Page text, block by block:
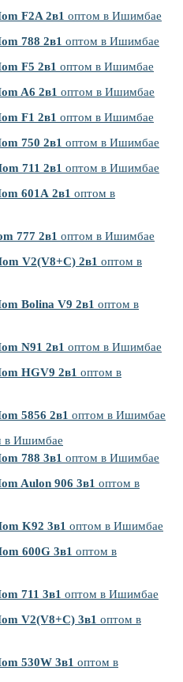
F2A 2в1 оптом в Ишимбае
788 2в1 оптом в Ишимбае
F5 2в1 оптом в Ишимбае
A6 2в1 оптом в Ишимбае
F1 2в1 оптом в Ишимбае
750 2в1 оптом в Ишимбае
711 2в1 оптом в Ишимбае
601А 2в1 оптом в
777 2в1 оптом в Ишимбае
V2(V8+C) 2в1 оптом в
Bolina V9 2в1 оптом в
N91 2в1 оптом в Ишимбае
HGV9 2в1 оптом в
5856 2в1 оптом в Ишимбае
в Ишимбае
788 3в1 оптом в Ишимбае
Aulon 906 3в1 оптом в
K92 3в1 оптом в Ишимбае
600G 3в1 оптом в
711 3в1 оптом в Ишимбае
V2(V8+C) 3в1 оптом в
530W 3в1 оптом в